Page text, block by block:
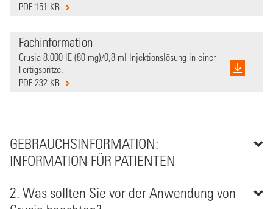
PDF 151 KB
Fachinformation
Crusia 8.000 IE (80 mg)/0,8 ml Injektionslösung in einer
Fertigspritze,
PDF 232 KB
GEBRAUCHSINFORMATION:
INFORMATION FÜR PATIENTEN
2. Was sollten Sie vor der Anwendung von